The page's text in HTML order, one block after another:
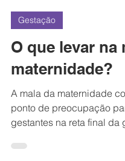
Gestação
O que levar na
maternidade?
A mala da maternidade